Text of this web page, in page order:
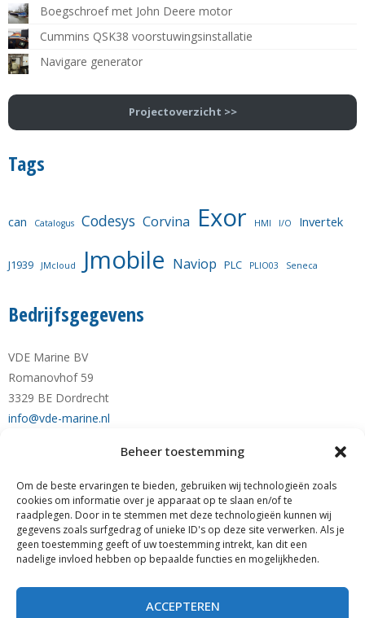
Beheer toestemming
Om de beste ervaringen te bieden, gebruiken wij technologieën zoals
cookies om informatie over je apparaat op te slaan en/of te
raadplegen. Door in te stemmen met deze technologieën kunnen wij
gegevens zoals surfgedrag of unieke ID's op deze site verwerken. Als je
geen toestemming geeft of uw toestemming intrekt, kan dit een
nadelige invloed hebben op bepaalde functies en mogelijkheden.
ACCEPTEREN
Boegschroef met John Deere motor
Cummins QSK38 voorstuwingsinstallatie
Navigare generator
Projectoverzicht >>
Tags
can Catalogus Codesys Corvina Exor HMI I/O Invertek
J1939 JMcloud Jmobile Naviop PLC PLIO03 Seneca
Bedrijfsgegevens
VDE Marine BV
Romanovhof 59
3329 BE Dordrecht
info@vde-marine.nl
Telefoon +31-(0)78-6 21 43 64
Mobiel +31-(0)6-28 1230 28
KvK nr. 77777190
RABO NL89 RABO 0122 0423 01
BTW nr. NL861140205B01
ZOEKEN